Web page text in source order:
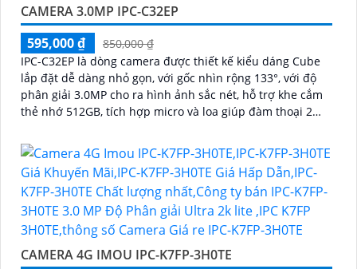
CAMERA 3.0MP IPC-C32EP
595,000 ₫
850,000 ₫
IPC-C32EP là dòng camera được thiết kế kiểu dáng Cube
lắp đặt dễ dàng nhỏ gọn, với gốc nhìn rộng 133°, với độ
phân giải 3.0MP cho ra hình ảnh sắc nét, hỗ trợ khe cắm
thẻ nhớ 512GB, tích hợp micro và loa giúp đàm thoại 2
CAMERA 4G IMOU IPC-K7FP-3H0TE